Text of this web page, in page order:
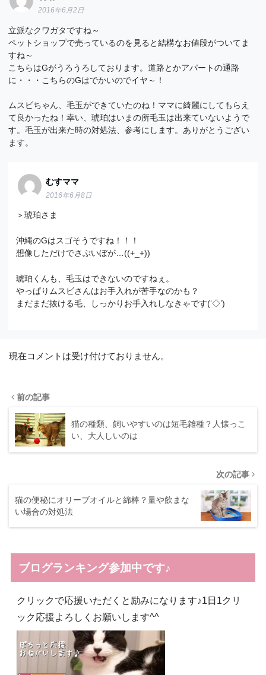
2016年6月2日
立派なクワガタですね～
ペットショップで売っているのを見ると結構なお値段がついてま
すね～
こちらはGがうろうろしております。道路とかアパートの通路
に・・・こちらのGはでかいのでイヤ～！
ムスビちゃん、毛玉ができていたのね！ママに綺麗にしてもらえ
て良かったね！幸い、琥珀はいまの所毛玉は出来ていないようで
す。毛玉が出来た時の対処法、参考にします。ありがとうござい
ます。
むすママ
2016年6月8日
＞琥珀さま
沖縄のGはスゴそうですね！！！
想像しただけでさぶいぼが…((+_+))
琥珀くんも、毛玉はできないのですねぇ。
やっぱりムスビさんはお手入れが苦手なのかも？
まだまだ抜ける毛、しっかりお手入れしなきゃです(‘◇’)ゞ
現在コメントは受け付けておりません。
前の記事
猫の種類、飼いやすいのは短毛雑種？人懐っこ
い、大人しいのは
次の記事
猫の便秘にオリーブオイルと綿棒？量や飲まな
い場合の対処法
ブログランキング参加中です♪
クリックで応援いただくと励みになります♪1日1クリ
ック応援よろしくお願いします^^